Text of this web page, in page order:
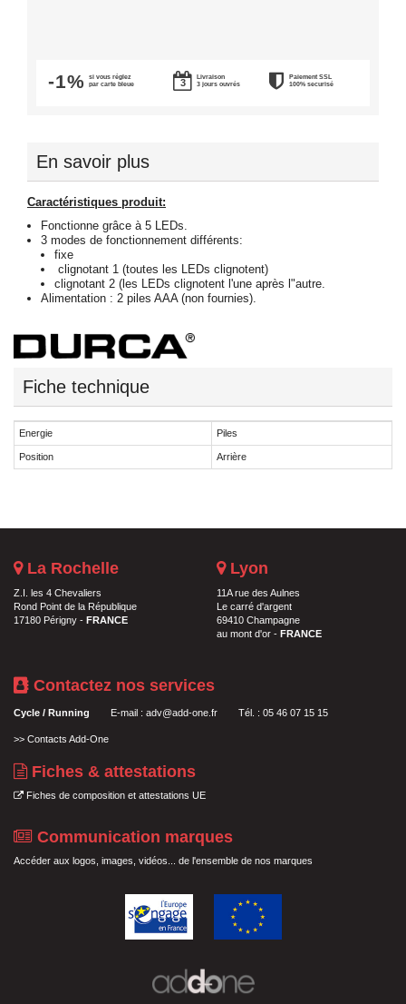
-1%
si vous réglez
par carte bleue
Livraison
3 jours ouvrés
Paiement SSL
100% securisé
En savoir plus
Caractéristiques produit:
Fonctionne grâce à 5 LEDs.
3 modes de fonctionnement différents:
fixe
clignotant 1 (toutes les LEDs clignotent)
clignotant 2 (les LEDs clignotent l'une après l"autre.
Alimentation : 2 piles AAA (non fournies).
Fiche technique
Energie Piles
Position Arrière
La Rochelle
Z.I. les 4 Chevaliers
Rond Point de la République
17180 Périgny - FRANCE
Lyon
11A rue des Aulnes
Le carré d'argent
69410 Champagne
au mont d'or - FRANCE
Contactez nos services
Cycle / Running E-mail : adv@add-one.fr Tél. : 05 46 07 15 15
>> Contacts Add-One
Fiches & attestations
Fiches de composition et attestations UE
Communication marques
Accéder aux logos, images, vidéos... de l'ensemble de nos marques